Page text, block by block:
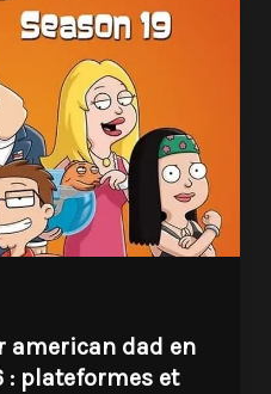
american dad en
: plateformes et